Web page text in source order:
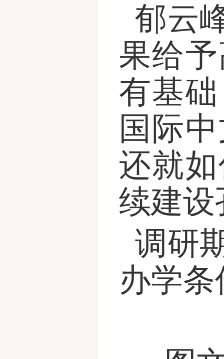
郁云
果给
有基
国际
还就
续建设
调研
办学